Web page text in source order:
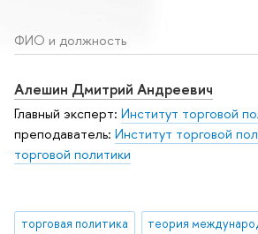
ФИО и должность
Алешин Дмитрий Андреевич
Главный эксперт: Институт торговой
преподаватель: Институт торговой
торговой политики
торговая политика